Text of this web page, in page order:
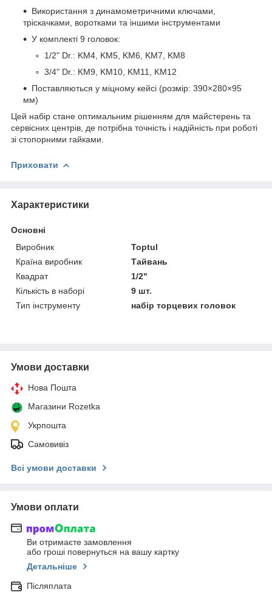
Використання з динамометричними ключами,
тріскачками, воротками та іншими інструментами
У комплекті 9 головок:
1/2" Dr.: KM4, KM5, KM6, KM7, KM8
3/4" Dr.: KM9, KM10, KM11, KM12
Поставляються у міцному кейсі (розмір: 390×280×95
мм)
Цей набір стане оптимальним рішенням для майстерень та
сервісних центрів, де потрібна точність і надійність при роботі
зі стопорними гайками.
Приховати
Характеристики
Основні
Виробник
Toptul
Країна виробник
Тайвань
Квадрат
1/2"
Кількість в наборі
9 шт.
Тип інструменту
набір торцевих головок
Умови доставки
Нова Пошта
Магазини Rozetka
Укрпошта
Самовивіз
Всі умови доставки
Умови оплати
Ви отримаєте замовлення
або гроші повернуться на вашу картку
Детальніше
Післяплата